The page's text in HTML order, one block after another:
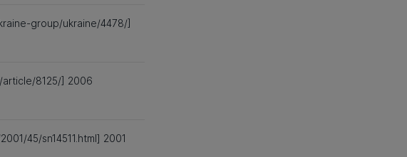
group/ukraine/4478/]
8125/] 2006
45/sn14511.html] 2001